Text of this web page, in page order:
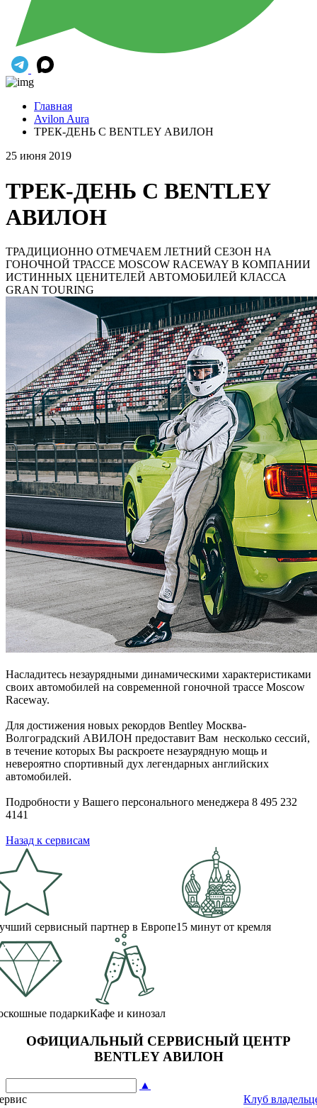
Главная
Avilon Aura
ТРЕК-ДЕНЬ С BENTLEY АВИЛОН
25 июня 2019
ТРЕК-ДЕНЬ С BENTLEY
АВИЛОН
ТРАДИЦИОННО ОТМЕЧАЕМ ЛЕТНИЙ СЕЗОН НА
ГОНОЧНОЙ ТРАССЕ MOSCOW RACEWAY В КОМПАНИИ
ИСТИННЫХ ЦЕНИТЕЛЕЙ АВТОМОБИЛЕЙ КЛАССА
GRAN TOURING
Насладитесь незаурядными динамическими характеристиками
своих автомобилей на современной гоночной трассе Moscow
Raceway.
Для достижения новых рекордов Bentley Москва-
Волгоградский АВИЛОН предоставит Вам несколько сессий,
в течение которых Вы раскроете незаурядную мощь и
невероятно спортивный дух легендарных английских
автомобилей.
Подробности у Вашего персонального менеджера 8 495 232
4141
Назад к сервисам
сервисный партнер в Европе15 минут от кремля
подаркиКафе и кинозал
ОФИЦИАЛЬНЫЙ СЕРВИСНЫЙ ЦЕНТР
BENTLEY АВИЛОН
▲
Клуб